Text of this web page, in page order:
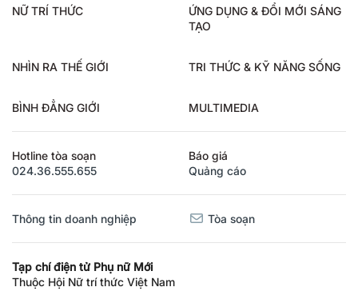
NỮ TRÍ THỨC
ỨNG DỤNG & ĐỔI MỚI SÁNG
TẠO
NHÌN RA THẾ GIỚI TRI THỨC & KỸ NĂNG SỐNG
BÌNH ĐẲNG GIỚI MULTIMEDIA
Hotline tòa soạn
024.36.555.655
Báo giá
Quảng cáo
Thông tin doanh nghiệp Tòa soạn
Tạp chí điện tử Phụ nữ Mới
Thuộc Hội Nữ trí thức Việt Nam